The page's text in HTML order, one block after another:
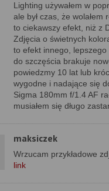
Lighting używałem w
ale był czas, że
to ciekawszy efekt, niż z
Zdjęcia o świetnych
to efekt innego,
do szczęścia brakuje
powiedzmy 10 lat lub
wygodne i nadające się
Sigma 180mm f/1.4 AF
musiałem się długo
maksiczek
Wrzucam przykładowe
link